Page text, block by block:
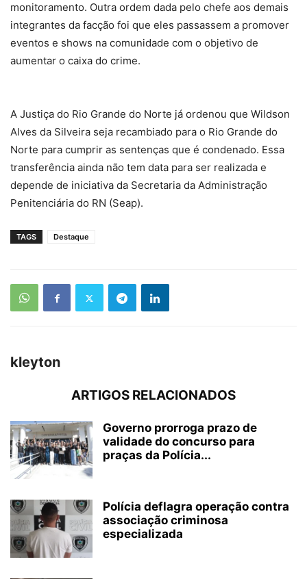
monitoramento. Outra ordem dada pelo chefe aos demais
integrantes da facção foi que eles passassem a promover
eventos e shows na comunidade com o objetivo de
aumentar o caixa do crime.
A Justiça do Rio Grande do Norte já ordenou que Wildson
Alves da Silveira seja recambiado para o Rio Grande do
Norte para cumprir as sentenças que é condenado. Essa
transferência ainda não tem data para ser realizada e
depende de iniciativa da Secretaria da Administração
Penitenciária do RN (Seap).
TAGS Destaque
kleyton
ARTIGOS RELACIONADOS
Governo prorroga prazo de
validade do concurso para
praças da Polícia...
Polícia deflagra operação contra
associação criminosa
especializada